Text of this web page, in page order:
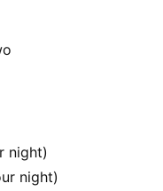
night)
night)